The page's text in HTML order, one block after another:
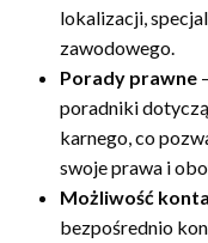
lokalizacji,
zawodowego.
Porady prawne
poradniki
karnego, co
swoje prawa i
Możliwość
bezpośrednio